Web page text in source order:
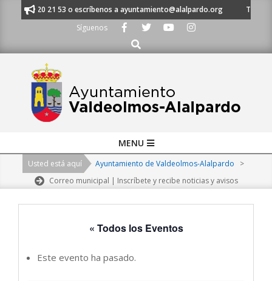
al 91 620 21 53 o escríbenos a ayuntamiento@alalpardo.org
TE
Síguenos
Buscar
Navigation
MENU
Usted está aquí Ayuntamiento de Valdeolmos-Alalpardo
>
Correo municipal | Inscríbete y recibe noticias y avisos
« Todos los Eventos
Este evento ha pasado.